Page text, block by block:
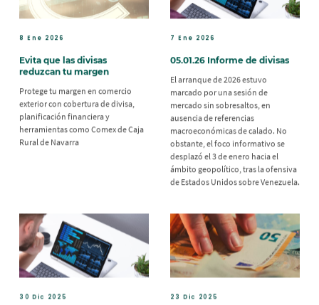
8 Ene 2026
Evita que las divisas
reduzcan tu margen
Protege tu margen en comercio
exterior con cobertura de divisa,
planificación financiera y
herramientas como Comex de Caja
Rural de Navarra
7 Ene 2026
05.01.26 Informe de divisas
El arranque de 2026 estuvo
marcado por una sesión de
mercado sin sobresaltos, en
ausencia de referencias
macroeconómicas de calado. No
obstante, el foco informativo se
desplazó el 3 de enero hacia el
ámbito geopolítico, tras la ofensiva
de Estados Unidos sobre Venezuela.
30 Dic 2025 23 Dic 2025